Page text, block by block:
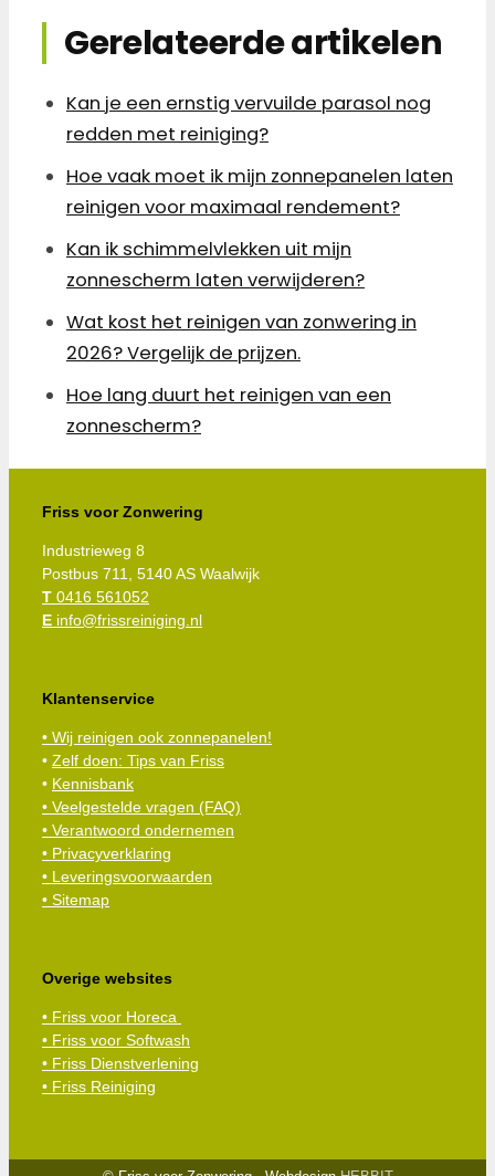
Gerelateerde artikelen
Kan je een ernstig vervuilde parasol nog
redden met reiniging?
Hoe vaak moet ik mijn zonnepanelen laten
reinigen voor maximaal rendement?
Kan ik schimmelvlekken uit mijn
zonnescherm laten verwijderen?
Wat kost het reinigen van zonwering in
2026? Vergelijk de prijzen.
Hoe lang duurt het reinigen van een
zonnescherm?
Friss voor Zonwering
Industrieweg 8
Postbus 711, 5140 AS Waalwijk
T 0416 561052
E info@frissreiniging.nl
Klantenservice
• Wij reinigen ook zonnepanelen!
• Zelf doen: Tips van Friss
• Kennisbank
• Veelgestelde vragen (FAQ)
• Verantwoord ondernemen
• Privacyverklaring
• Leveringsvoorwaarden
• Sitemap
Overige websites
• Friss voor Horeca
• Friss voor Softwash
• Friss Dienstverlening
• Friss Reiniging